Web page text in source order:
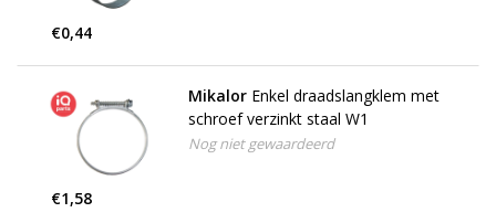
€0,44
Mikalor Enkel draadslangklem met
schroef verzinkt staal W1
Nog niet gewaardeerd
€1,58